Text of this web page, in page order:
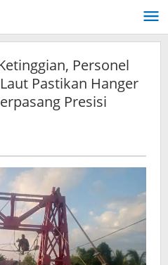
Personel
Pastikan Hanger
Presisi